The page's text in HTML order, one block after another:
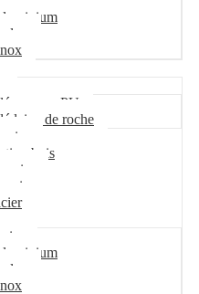
mousse PU
laine de roche
bois